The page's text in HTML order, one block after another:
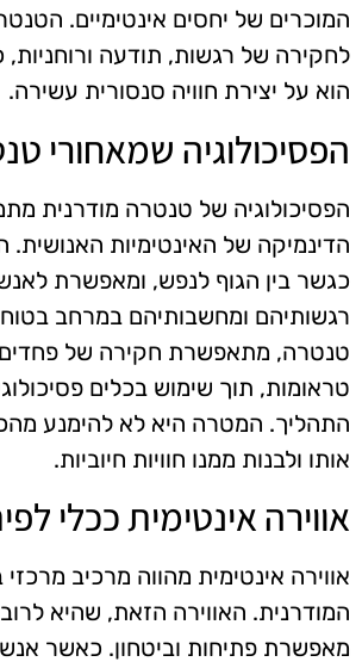
המוכרים של יחסים אינטימיים.
לחקירה של רגשות, תודעה
הוא על יצירת חוויה סנסורית עשירה.
הפסיכולוגיה שמאחורי
הפסיכולוגיה של טנטרה מודרנית
הדינמיקה של האינטימיות
כגשר בין הגוף לנפש, ומאפשרת
רגשותיהם ומחשבותיהם במרחב
טנטרה, מתאפשרת חקירה של פחדים,
טראומות, תוך שימוש בכלים
התהליך. המטרה היא לא להימנע
אותו ולבנות ממנו חוויות חיוביות.
אווירה אינטימית ככלי
אווירה אינטימית מהווה מרכיב
המודרנית. האווירה הזאת, שהיא
מאפשרת פתיחות וביטחון. כאשר